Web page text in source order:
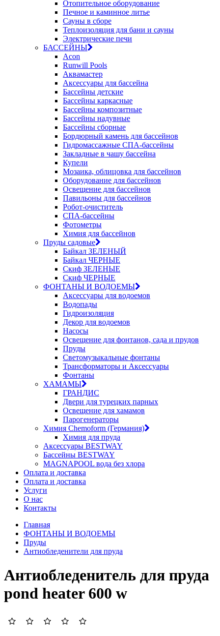
Отопительное оборудование
Печное и каминное литье
Сауны в сборе
Теплоизоляция для бани и сауны
Электрические печи
БАССЕЙНЫ
Acon
Runwill Pools
Аквамастер
Аксессуары для бассейна
Бассейны детские
Бассейны каркасные
Бассейны композитные
Бассейны надувные
Бассейны сборные
Бордюрный камень для бассейнов
Гидромассажные СПА-бассейны
Закладные в чашу бассейна
Купели
Мозаика, облицовка для бассейнов
Оборудование для бассейнов
Освещение для бассейнов
Павильоны для бассейнов
Робот-очиститель
СПА-бассейны
Фотометры
Химия для бассейнов
Пруды садовые
Байкал ЗЕЛЕНЫЙ
Байкал ЧЕРНЫЕ
Скиф ЗЕЛЕНЫЕ
Скиф ЧЕРНЫЕ
ФОНТАНЫ И ВОДОЕМЫ
Аксессуары для водоемов
Водопады
Гидроизоляция
Декор для водоемов
Насосы
Освещение для фонтанов, сада и прудов
Пруды
Светомузыкальные фонтаны
Трансформаторы и Аксессуары
Фонтаны
ХАМАМЫ
ГРАНДИС
Двери для турецких парных
Освещение для хамамов
Парогенераторы
Химия Chemoform (Германия)
Химия для пруда
Аксессуары BESTWAY
Бассейны BESTWAY
MAGNAPOOL вода без хлора
Оплата и доставка
Оплата и доставка
Услуги
О нас
Контакты
Главная
ФОНТАНЫ И ВОДОЕМЫ
Пруды
Антиобледенители для пруда
Антиобледенитель для пруда
pond heater 600 w